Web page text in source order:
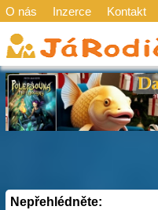
O nás Inzerce Kontakt
Nepřehlédněte: